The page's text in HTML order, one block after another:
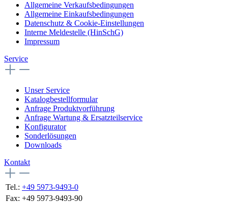
Allgemeine Verkaufsbedingungen
Allgemeine Einkaufsbedingungen
Datenschutz & Cookie-Einstellungen
Interne Meldestelle (HinSchG)
Impressum
Service
Unser Service
Katalogbestellformular
Anfrage Produktvorführung
Anfrage Wartung & Ersatzteilservice
Konfigurator
Sonderlösungen
Downloads
Kontakt
Tel.: +49 5973-9493-0
Fax: +49 5973-9493-90